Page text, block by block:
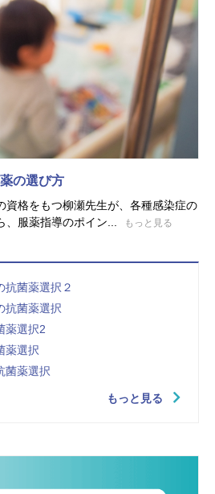
の選び方
資格をもつ柳瀬先生が、各種感染症の
、服薬指導のポイン...
もっと見る
抗菌薬選択２
抗菌薬選択
薬選択2
薬選択
菌薬選択
もっと見る